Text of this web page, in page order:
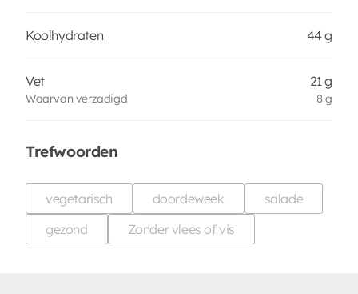
Koolhydraten 44 g
Vet 21 g
Waarvan verzadigd 8 g
Trefwoorden
vegetarisch doordeweek
salade
gezond
Zonder vlees of vis